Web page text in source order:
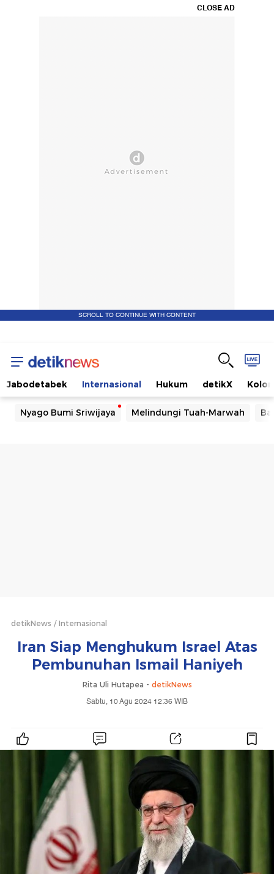
CLOSE AD
SCROLL TO CONTINUE WITH CONTENT
Jabodetabek Internasional Hukum detikX
Nyago Bumi Sriwijaya Melindungi Tuah-Marwah
detikNews Internasional
Iran Siap Menghukum Israel Atas
Pembunuhan Ismail Haniyeh
Rita Uli Hutapea - detikNews
Sabtu, 10 Agu 2024 12:36 WIB